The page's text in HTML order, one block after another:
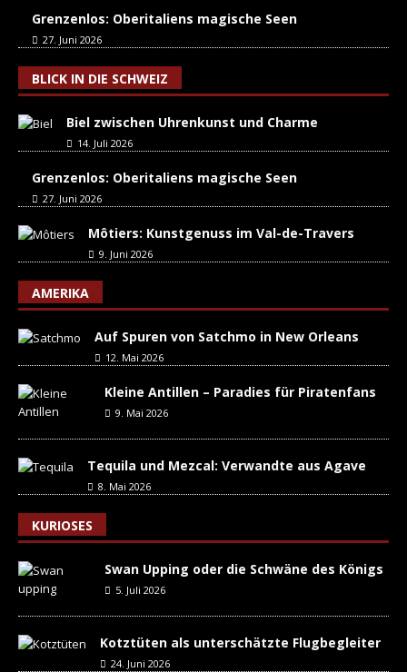
Grenzenlos: Oberitaliens magische Seen
27. Juni 2026
BLICK IN DIE SCHWEIZ
Biel zwischen Uhrenkunst und Charme
14. Juli 2026
Grenzenlos: Oberitaliens magische Seen
27. Juni 2026
Môtiers: Kunstgenuss im Val-de-Travers
9. Juni 2026
AMERIKA
Auf Spuren von Satchmo in New Orleans
12. Mai 2026
Kleine Antillen – Paradies für Piratenfans
9. Mai 2026
Tequila und Mezcal: Verwandte aus Agave
8. Mai 2026
KURIOSES
Swan Upping oder die Schwäne des Königs
5. Juli 2026
Kotztüten als unterschätzte Flugbegleiter
24. Juni 2026